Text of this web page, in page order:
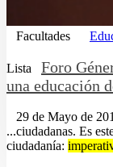
Facultades
Lista Foro
una educación
29 de Mayo de
...ciudadanas. Es
ciudadanía: